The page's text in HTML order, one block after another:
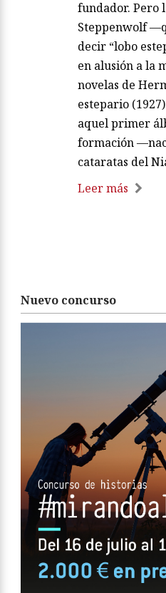
fundador. Pero
Steppenwolf
decir “lobo
en alusión a la
novelas de
estepario
aquel primer
formación
cataratas del
Leer más
Nuevo concurso